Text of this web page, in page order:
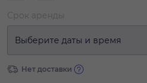
Срок аренды
Выберите даты и время
Нет доставки